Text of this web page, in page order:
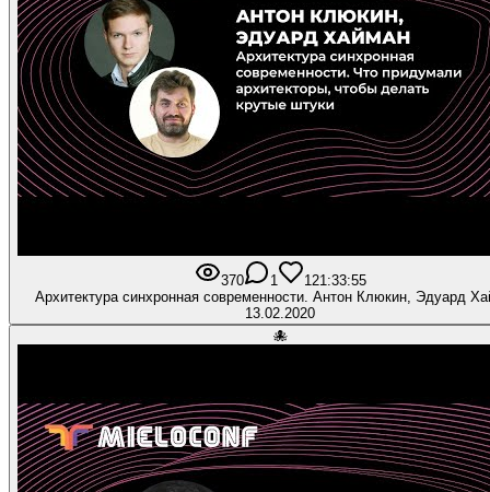
370 1 121:33:55
Архитектура синхронная современности. Антон Клюкин, Эдуард
13.02.2020
🐙